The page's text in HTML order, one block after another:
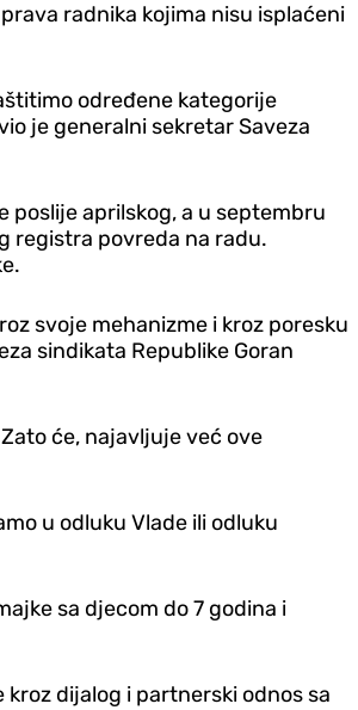
radnika kojima nisu isplaćeni
određene kategorije
je generalni sekretar Saveza
poslije aprilskog, a u septembru
registra povreda na radu.
svoje mehanizme i kroz poresku
sindikata Republike Goran
će, najavljuje već ove
u odluku Vlade ili odluku
sa djecom do 7 godina i
dijalog i partnerski odnos sa